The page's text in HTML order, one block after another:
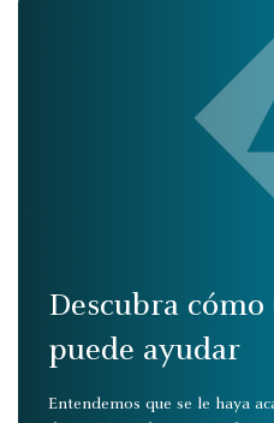
Descubra
puede ayudar
Entendemos que se le haya